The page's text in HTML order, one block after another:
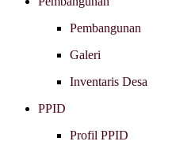
Pembangunan
Galeri
Inventaris Desa
PPID
Profil PPID